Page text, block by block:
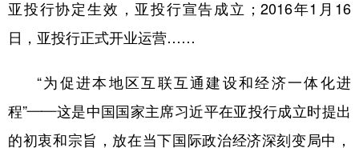
亚投行协定生效，亚投行宣告成立；2016年1月16
日，亚投行正式开业运营……
“为促进本地区互联互通建设和经济一体化进
程”——这是中国国家主席习近平在亚投行成立时提出
的初衷和宗旨，放在当下国际政治经济深刻变局中，